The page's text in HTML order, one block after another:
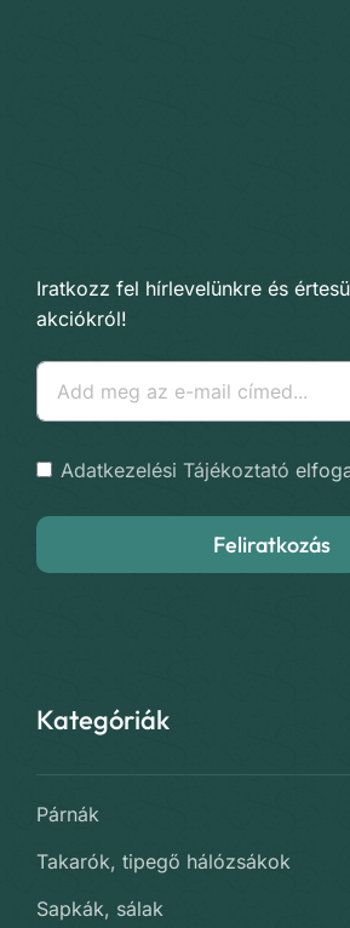
Iratkozz fel hírlevelünkre és
akciókról!
Adatkezelési Tájékoztató
Feliratkozás
Kategóriák
Párnák
Takarók, tipegő hálózsákok
Sapkák, sálak